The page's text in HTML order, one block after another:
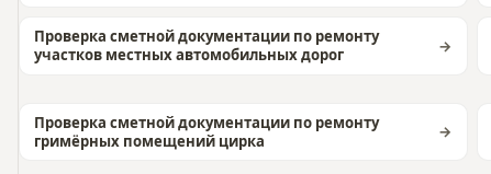
Проверка сметной документации по ремонту
участков местных автомобильных дорог
Проверка сметной документации по ремонту
гримёрных помещений цирка